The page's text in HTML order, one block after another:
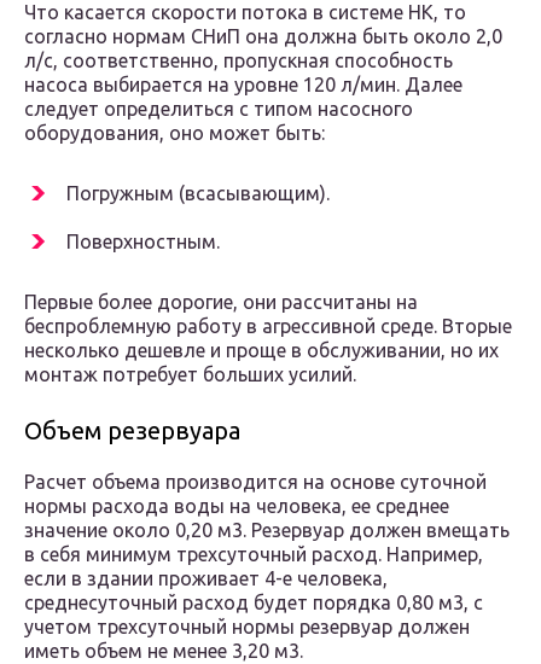
Что касается скорости потока в системе НК, то
согласно нормам СНиП она должна быть около 2,0
л/с, соответственно, пропускная способность
насоса выбирается на уровне 120 л/мин. Далее
следует определиться с типом насосного
оборудования, оно может быть:
Погружным (всасывающим).
Поверхностным.
Первые более дорогие, они рассчитаны на
беспроблемную работу в агрессивной среде. Вторые
несколько дешевле и проще в обслуживании, но их
монтаж потребует больших усилий.
Объем резервуара
Расчет объема производится на основе суточной
нормы расхода воды на человека, ее среднее
значение около 0,20 м3. Резервуар должен вмещать
в себя минимум трехсуточный расход. Например,
если в здании проживает 4-е человека,
среднесуточный расход будет порядка 0,80 м3, с
учетом трехсуточный нормы резервуар должен
иметь объем не менее 3,20 м3.